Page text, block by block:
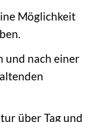
Möglichkeit
und nach einer
über Tag und